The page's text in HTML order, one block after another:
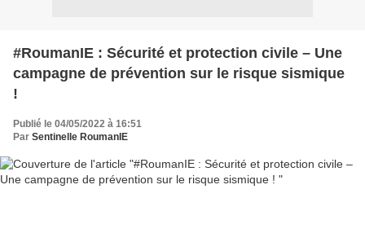
#RoumanIE : Sécurité et protection civile – Une
campagne de prévention sur le risque sismique
!
Publié le 04/05/2022 à 16:51
Par Sentinelle RoumanIE